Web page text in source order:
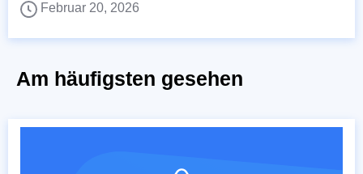
Februar 20, 2026
Am häufigsten gesehen